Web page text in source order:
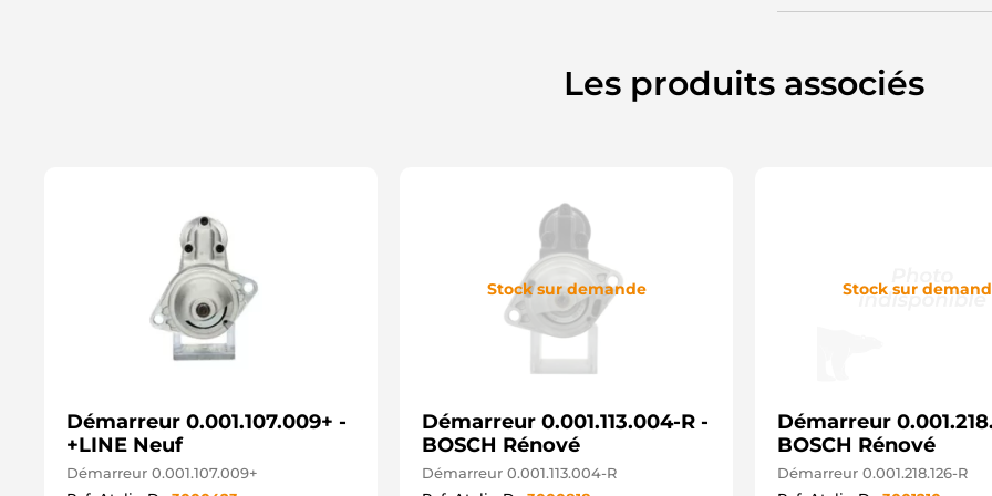
Les produits associés
Démarreur 0.001.107.009+ -
+LINE Neuf
Démarreur 0.001.107.009+
Stock sur demande
Démarreur 0.001.113.004-R -
BOSCH Rénové
Démarreur 0.001.113.004-R
Stock sur
Démarreur
BOSCH Rénové
Démarreur 0.001.218.126-R